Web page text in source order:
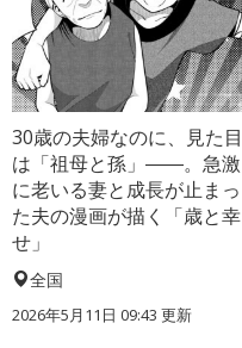
30歳の夫婦なのに、見た目
は「祖母と孫」――。急激
に老いる妻と成長が止まっ
た夫の漫画が描く「歳と幸
せ」
全国
2026年5月11日 09:43 更新